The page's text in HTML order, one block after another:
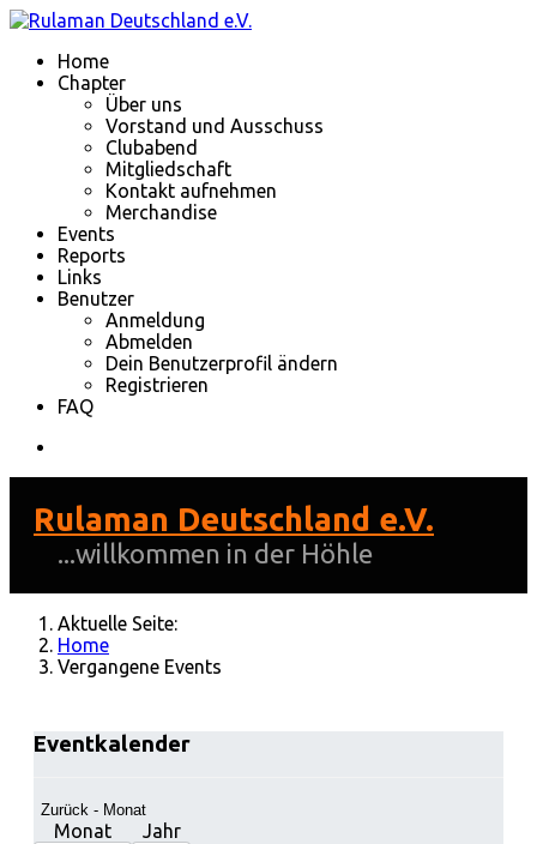
Home
Chapter
Über uns
Vorstand und Ausschuss
Clubabend
Mitgliedschaft
Kontakt aufnehmen
Merchandise
Events
Reports
Links
Benutzer
Anmeldung
Abmelden
Dein Benutzerprofil ändern
Registrieren
FAQ
Rulaman Deutschland e.V.
...willkommen in der Höhle
Aktuelle Seite:
Home
Vergangene Events
Eventkalender
Zurück - Monat
Monat Jahr